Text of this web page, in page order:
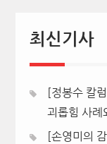
최신기사
[정봉수 칼
괴롭힘 사례
[손영미의